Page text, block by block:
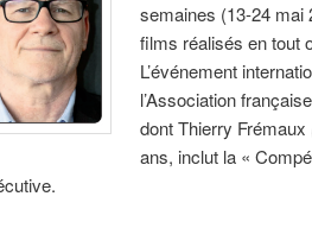
semaines (13-24 mai
films réalisés en tout
L’événement
l’Association
dont Thierry Frémaux
ans, inclut la «